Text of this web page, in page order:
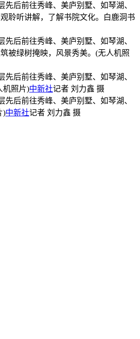
后前往秀峰、美庐别墅、如琴湖、
聆听讲解，了解书院文化。白鹿洞书
后前往秀峰、美庐别墅、如琴湖、
被绿树掩映，风景秀美。(无人机照
后前往秀峰、美庐别墅、如琴湖、
机照片)中新社记者 刘力鑫 摄
后前往秀峰、美庐别墅、如琴湖、
)中新社记者 刘力鑫 摄